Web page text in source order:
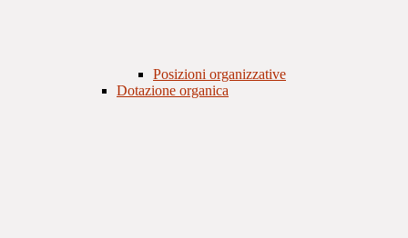
Posizioni organizzative
Dotazione organica